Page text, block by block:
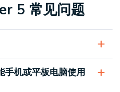
5 常见问题
手机或平板电脑使用